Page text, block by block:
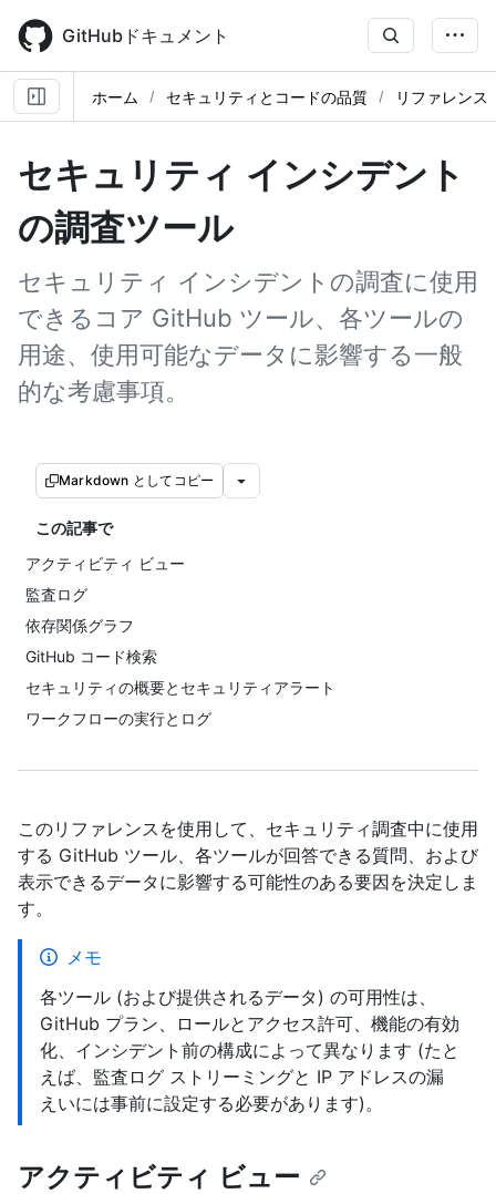
main
content
GitHubドキュメント
ホーム セキュリティとコードの品質 リファレンス
セキュリティ インシデント
の調査ツール
セキュリティ インシデントの調査に使用
できるコア GitHub ツール、各ツールの
用途、使用可能なデータに影響する一般
的な考慮事項。
Markdown としてコピー
この記事で
アクティビティ ビュー
監査ログ
依存関係グラフ
GitHub コード検索
セキュリティの概要とセキュリティアラート
ワークフローの実行とログ
このリファレンスを使用して、セキュリティ調査中に使用
する GitHub ツール、各ツールが回答できる質問、および
表示できるデータに影響する可能性のある要因を決定しま
す。
メモ
各ツール (および提供されるデータ) の可用性は、
GitHub プラン、ロールとアクセス許可、機能の有効
化、インシデント前の構成によって異なります (たと
えば、監査ログ ストリーミングと IP アドレスの漏
えいには事前に設定する必要があります)。
アクティビティ ビュー